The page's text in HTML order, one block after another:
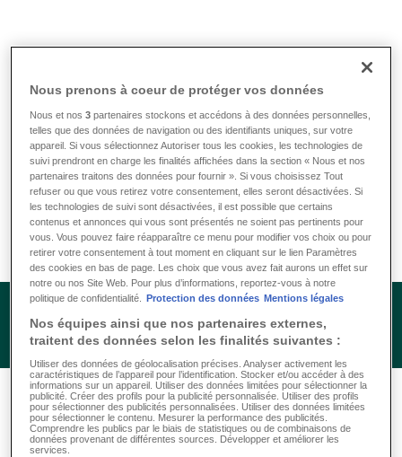
Comment se calcule la prime ?
Les primes sont en fonction du produit d’assurance choisi,
ainsi que l’âge. Nous pouvons volontiers vous faire une
offre.
Nous prenons à coeur de protéger vos données
Nous et nos3 partenaires stockons et accédons à des données personnelles,
telles que des données de navigation ou des identifiants uniques, sur votre
appareil. Si vous sélectionnez Autoriser tous les cookies, les technologies de
suivi prendront en charge les finalités affichées dans la section « Nous et nos
partenaires traitons des données pour fournir ». Si vous choisissez Tout
refuser ou que vous retirez votre consentement, elles seront désactivées. Si
les technologies de suivi sont désactivées, il est possible que certains
contenus et annonces qui vous sont présentés ne soient pas pertinents pour
vous. Vous pouvez faire réapparaître ce menu pour modifier vos choix ou pour
retirer votre consentement à tout moment en cliquant sur le lien Paramètres
des cookies en bas de page. Les choix que vous avez fait aurons un effet sur
notre ou nos Site Web. Pour plus d’informations, reportez-vous à notre
politique de confidentialité.
Protection des données Mentions légales
Nos équipes ainsi que nos partenaires externes,
traitent des données selon les finalités suivantes :
Utiliser des données de géolocalisation précises. Analyser activement les
caractéristiques de l’appareil pour l’identification. Stocker et/ou accéder à des
informations sur un appareil. Utiliser des données limitées pour sélectionner la
publicité. Créer des profils pour la publicité personnalisée. Utiliser des profils
pour sélectionner des publicités personnalisées. Utiliser des données limitées
pour sélectionner le contenu. Mesurer la performance des publicités.
Comprendre les publics par le biais de statistiques ou de combinaisons de
données provenant de différentes sources. Développer et améliorer les
services.